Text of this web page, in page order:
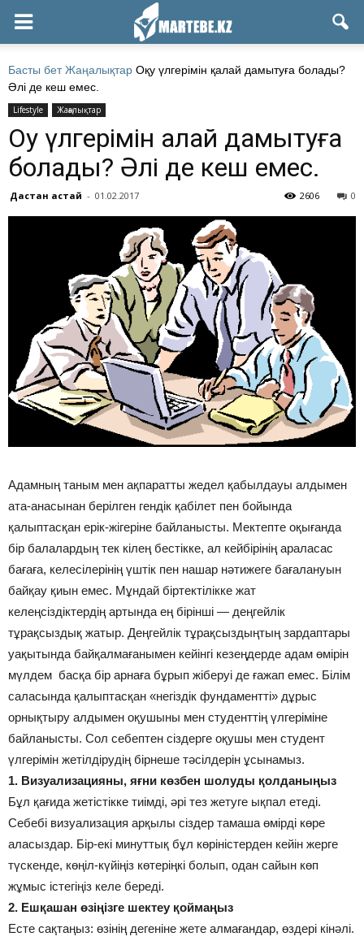
Басты бет Жаңалықтар Оқу үлгерімін қалай дамытуға болады?
Әлі де кеш емес.
Lifestyle Жаңалықтар
Оқу үлгерімін қалай дамытуға
болады? Әлі де кеш емес.
Дастан Қастай - 01.02.2017 0
2606
Адамның таным мен ақпаратты жедел қабылдауы алдымен
ата-анасынан берілген гендік қабілет пен бойында
қалыптасқан ерік-жігеріне байланысты. Мектепте оқығанда
бір балалардың тек кілең бестікке, ал кейбірінің араласас
бағаға, келесілерінің үштік пен нашар нәтижеге бағалануын
байқау қиын емес. Мұндай біртектілікке жат
келеңсіздіктердің артында ең бірінші — деңгейлік
тұрақсыздық жатыр. Деңгейлік тұрақсыздыңтың зардаптары
уақытында байқалмағанымен кейінгі кезеңдерде адам өмірін
мүлдем басқа бір арнаға бұрып жіберуі де ғажап емес. Білім
саласында қалыптасқан «негіздік фундаментті» дұрыс
орнықтыру алдымен оқушыны мен студенттің үлгеріміне
байланысты. Сол себептен сіздерге оқушы мен студент
үлгерімін жетілдірудің бірнеше тәсілдерін ұсынамыз.
1. Визуализацияны, яғни көзбен шолуды қолданыңыз
Бұл қағида жетістікке тиімді, әрі тез жетуге ықпал етеді.
Себебі визуализация арқылы сіздер тамаша өмірді көре
аласыздар. Бір-екі минуттық бұл көріністерден кейін жерге
түскенде, көңіл-күйіңіз көтеріңкі болып, одан сайын көп
жұмыс істегіңіз келе береді.
2. Ешқашан өзіңізге шектеу қоймаңыз
Есте сақтаңыз: өзінің дегеніне жете алмағандар, өздері кінәлі.